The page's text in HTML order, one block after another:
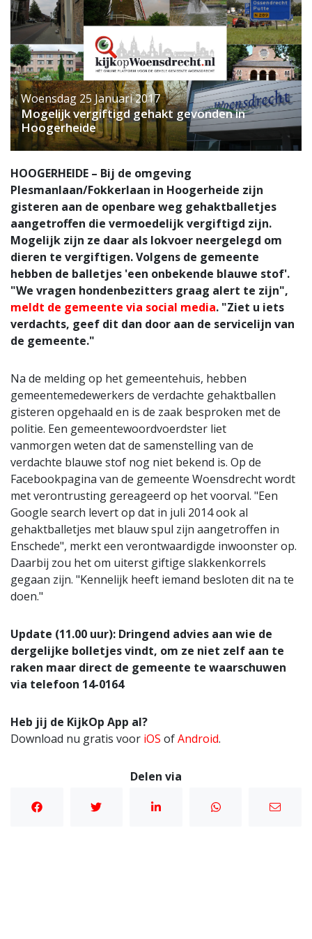
Woensdag 25 Januari 2017
Mogelijk vergiftigd gehakt gevonden in
Hoogerheide
HOOGERHEIDE – Bij de omgeving
Plesmanlaan/Fokkerlaan in Hoogerheide zijn
gisteren aan de openbare weg gehaktballetjes
aangetroffen die vermoedelijk vergiftigd zijn.
Mogelijk zijn ze daar als lokvoer neergelegd om
dieren te vergiftigen. Volgens de gemeente
hebben de balletjes 'een onbekende blauwe stof'.
"We vragen hondenbezitters graag alert te zijn",
meldt de gemeente via social media. "Ziet u iets
verdachts, geef dit dan door aan de servicelijn van
de gemeente."
Na de melding op het gemeentehuis, hebben
gemeentemedewerkers de verdachte gehaktballen
gisteren opgehaald en is de zaak besproken met de
politie. Een gemeentewoordvoerdster liet
vanmorgen weten dat de samenstelling van de
verdachte blauwe stof nog niet bekend is. Op de
Facebookpagina van de gemeente Woensdrecht wordt
met verontrusting gereageerd op het voorval. "Een
Google search levert op dat in juli 2014 ook al
gehaktballetjes met blauw spul zijn aangetroffen in
Enschede", merkt een verontwaardigde inwoonster op.
Daarbij zou het om uiterst giftige slakkenkorrels
gegaan zijn. "Kennelijk heeft iemand besloten dit na te
doen."
Update (11.00 uur): Dringend advies aan wie de
dergelijke bolletjes vindt, om ze niet zelf aan te
raken maar direct de gemeente te waarschuwen
via telefoon 14-0164
Heb jij de KijkOp App al?
Download nu gratis voor iOS ofAndroid.
Delen via